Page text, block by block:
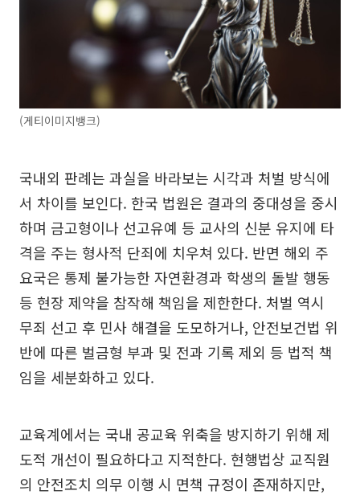
(게티이미지뱅크)
국내외 판례는 과실을 바라보는 시각과 처벌 방식에
서 차이를 보인다. 한국 법원은 결과의 중대성을 중시
하며 금고형이나 선고유예 등 교사의 신분 유지에 타
격을 주는 형사적 단죄에 치우쳐 있다. 반면 해외 주
요국은 통제 불가능한 자연환경과 학생의 돌발 행동
등 현장 제약을 참작해 책임을 제한한다. 처벌 역시
무죄 선고 후 민사 해결을 도모하거나, 안전보건법 위
반에 따른 벌금형 부과 및 전과 기록 제외 등 법적 책
임을 세분화하고 있다.
교육계에서는 국내 공교육 위축을 방지하기 위해 제
도적 개선이 필요하다고 지적한다. 현행법상 교직원
의 안전조치 의무 이행 시 면책 규정이 존재하지만,